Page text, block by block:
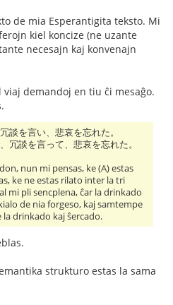
de mia Esperantigita teksto. Mi
kiel koncize (ne uzante
necesajn kaj konvenajn
demandoj en tiu ĉi mesaĝo.
談を言い、悲哀を忘れた。
冗談を言って、悲哀を忘れた。
nun mi pensas, ke (A) estas
ke ne estas rilato inter la tri
mi pli sencplena, ĉar la drinkado
de nia forgeso, kaj samtempe
la drinkado kaj ŝercado.
strukturo estas la sama